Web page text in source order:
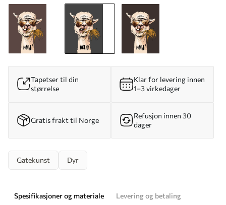
Tapetser til din
størrelse
Klar for levering innen
1–3 virkedager
Gratis frakt til Norge
Refusjon innen 30
dager
Gatekunst Dyr
Spesifikasjoner og materiale
Levering og betaling